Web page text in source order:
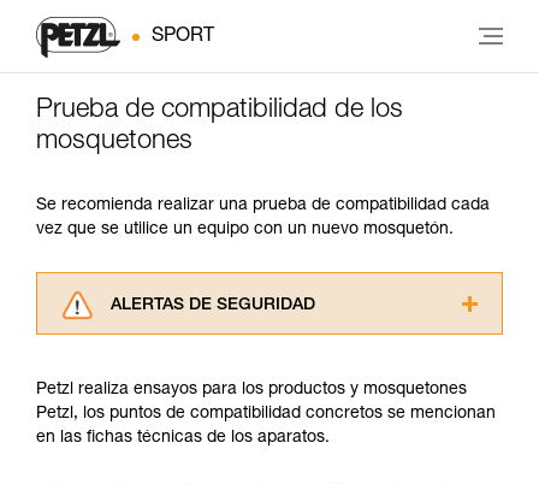
SPORT
Prueba de compatibilidad de los
mosquetones
Se recomienda realizar una prueba de compatibilidad cada
vez que se utilice un equipo con un nuevo mosquetón.
ALERTAS DE SEGURIDAD
consultarlo. Usted debe comprender la
información de la ficha técnica para poder
comprender este complemento informativo.
Petzl realiza ensayos para los productos y mosquetones
Petzl, los puntos de compatibilidad concretos se mencionan
en las fichas técnicas de los aparatos.